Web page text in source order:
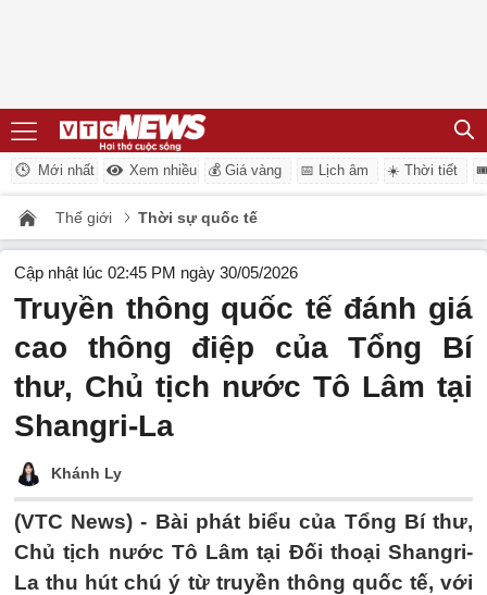
Mới nhất Xem nhiều 💰 Giá vàng 📅 Lịch âm ☀️ Thời tiết
Thế giới Thời sự quốc tế
Cập nhật lúc 02:45 PM ngày 30/05/2026
Truyền thông quốc tế đánh giá
cao thông điệp của Tổng Bí
thư, Chủ tịch nước Tô Lâm tại
Shangri-La
Khánh Ly
(VTC News) - Bài phát biểu của Tổng Bí thư,
Chủ tịch nước Tô Lâm tại Đối thoại Shangri-
La thu hút chú ý từ truyền thông quốc tế, với